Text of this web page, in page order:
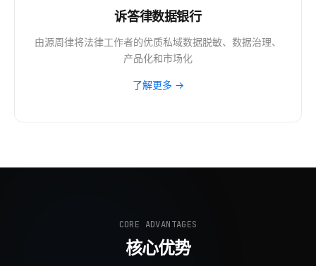
诉答律数据银行
由源周律将法律工作者的优质私域数据脱敏、数据治理、
产品化和市场化
了解更多 →
CORE ADVANTAGES
核心优势